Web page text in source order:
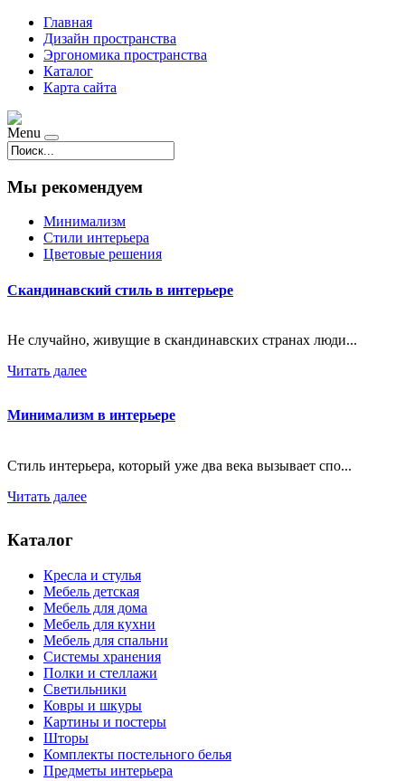
Главная
Дизайн пространства
Эргономика пространства
Каталог
Карта сайта
Menu
Мы рекомендуем
Минимализм
Стили интерьера
Цветовые решения
Скандинавский стиль в интерьере
Не случайно, живущие в скандинавских странах люди...
Читать далее
Минимализм в интерьере
Стиль интерьера, который уже два века вызывает спо...
Читать далее
Каталог
Кресла и стулья
Мебель детская
Мебель для дома
Мебель для кухни
Мебель для спальни
Системы хранения
Полки и стеллажи
Светильники
Ковры и шкуры
Картины и постеры
Шторы
Комплекты постельного белья
Предметы интерьера